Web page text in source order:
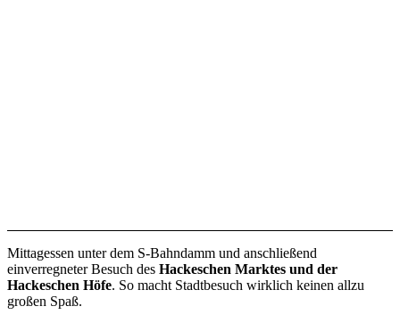
Mittagessen unter dem S-Bahndamm und anschließend
einverregneter Besuch des Hackeschen Marktes und der
Hackeschen Höfe. So macht Stadtbesuch wirklich keinen allzu
großen Spaß.